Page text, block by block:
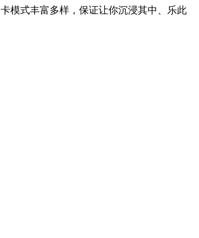
模式丰富多样，保证让你沉浸其中、乐此